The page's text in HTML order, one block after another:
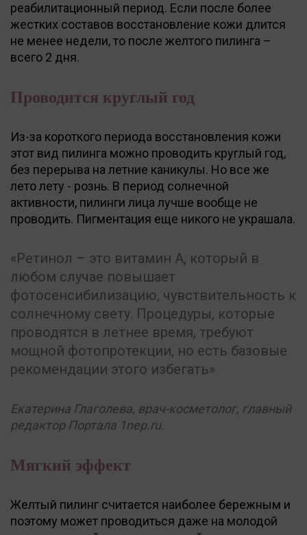
реабилитационный период. Если после более
жестких составов восстановление кожи длится
не менее недели, то после желтого пилинга –
всего 2 дня.
Проводится круглый год
Из-за короткого периода восстановления кожи
этот вид пилинга можно проводить круглый год,
без перерыва на летние каникулы. Но все же
лето лету - рознь. В период солнечной
активности, пилинги лица лучше вообще не
проводить. Пигментация еще никого не украшала.
Ретинол – это витамин А, который в
любом случае повышает
фотосенсибилизацию, чувствительность к
солнечному свету. Процедуры, которые
проводятся в летнее время, требуют
мощной фотопротекции, но есть базовые
рекомендации этого избегать
Екатерина Глаголева, врач-косметолог, главный
редактор Портала 1nep.ru.
Мягкий эффект
Желтый пилинг считается наиболее бережным и
поэтому может проводиться даже на молодой